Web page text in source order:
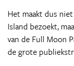
Het maakt dus
Island bezoekt,
van de Full Moon
de grote